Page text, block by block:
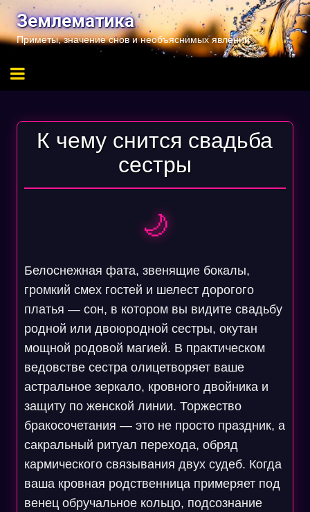
Перейти
содержимому
Землематика
Приметы, значение снов и необъяснимых явлений
К чему снится свадьба
сестры
🌙
Белоснежная фата, звенящие бокалы,
громкий смех гостей и шелест дорогого
платья — сон, в котором вы видите свадьбу
родной или двоюродной сестры, окутан
мощной родовой магией. В практическом
ведовстве сестра олицетворяет ваше
астральное зеркало, кровного двойника и
защиту по женской линии. Торжество
бракосочетания — это не просто праздник, а
сакральный ритуал перехода, обряд
кармического связывания двух судеб. Когда
ваша кровная родственница примеряет под
венец обручальное кольцо, подсознание